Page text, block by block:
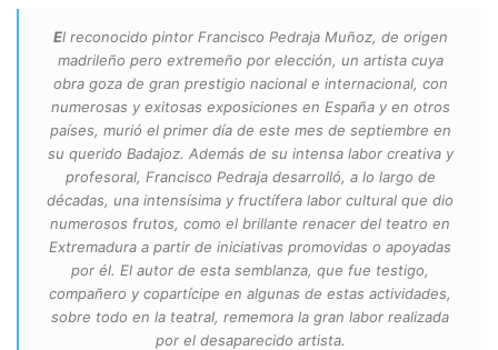
El reconocido pintor Francisco Pedraja Muñoz, de origen
madrileño pero extremeño por elección, un artista cuya
obra goza de gran prestigio nacional e internacional, con
numerosas y exitosas exposiciones en España y en otros
países, murió el primer día de este mes de septiembre en
su querido Badajoz. Además de su intensa labor creativa y
profesoral, Francisco Pedraja desarrolló, a lo largo de
décadas, una intensísima y fructífera labor cultural que dio
numerosos frutos, como el brillante renacer del teatro en
Extremadura a partir de iniciativas promovidas o apoyadas
por él. El autor de esta semblanza, que fue testigo,
compañero y copartícipe en algunas de estas actividades,
sobre todo en la teatral, rememora la gran labor realizada
por el desaparecido artista.